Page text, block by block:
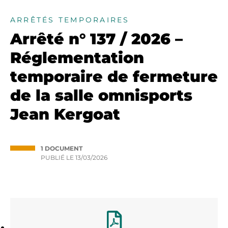
ARRÊTÉS TEMPORAIRES
Arrêté n° 137 / 2026 –
Réglementation
temporaire de fermeture
de la salle omnisports
Jean Kergoat
1 DOCUMENT
PUBLIÉ LE 13/03/2026